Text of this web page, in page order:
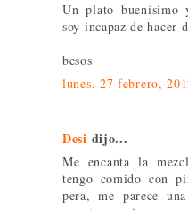
Un plato buenísimo
soy incapaz de hacer
besos
lunes, 27 febrero,
Desi dijo...
Me encanta la
tengo comido con
pera, me parece